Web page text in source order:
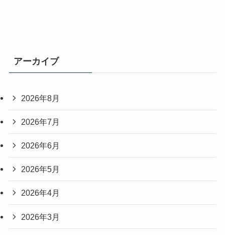
アーカイブ
2026年8月
2026年7月
2026年6月
2026年5月
2026年4月
2026年3月